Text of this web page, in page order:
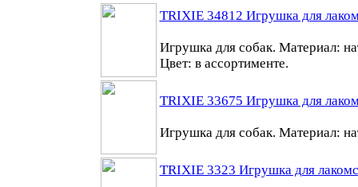
TRIXIE 34812 Игрушка для
Игрушка для собак. Материал:
Цвет: в ассортименте.
TRIXIE 33675 Игрушка для
Игрушка для собак. Материал:
TRIXIE 3323 Игрушка для